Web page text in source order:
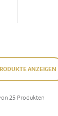
ANZEIGEN
25 Produkten